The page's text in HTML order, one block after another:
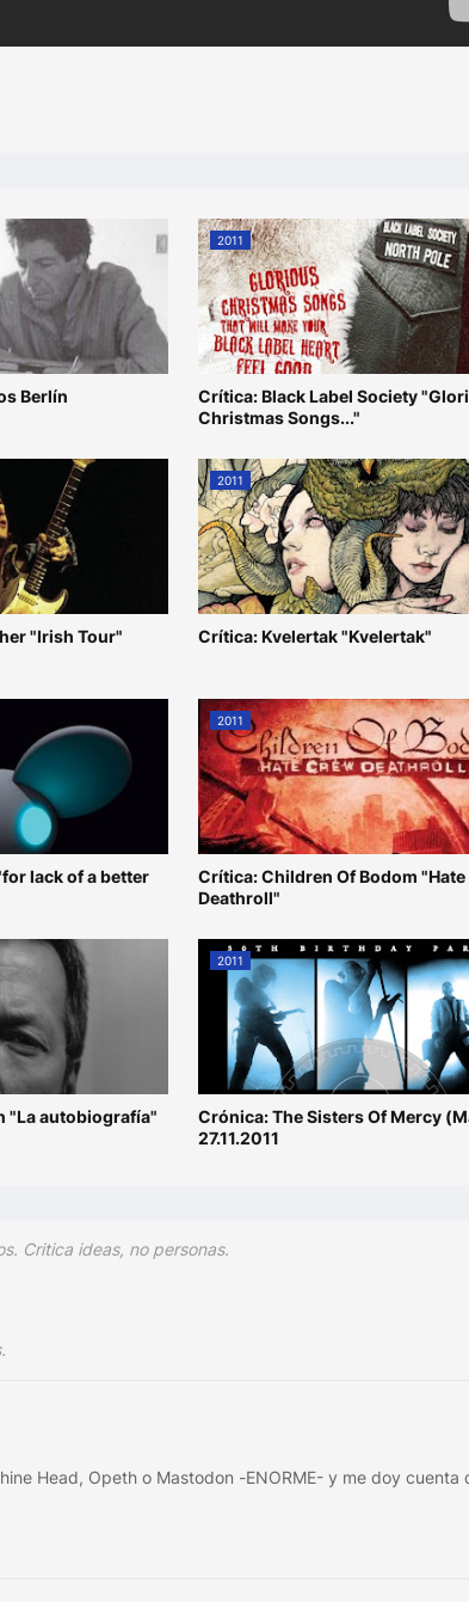
Berlín
2011
Crítica: Black Label Society
Christmas Songs..."
"Irish Tour"
2011
Crítica: Kvelertak "Kvelertak"
lack of a better
2011
Crítica: Children Of Bodom
Deathroll"
"La autobiografía"
2011
Crónica: The Sisters Of Mercy
27.11.2011
Critica ideas, no personas.
Head, Opeth o Mastodon -ENORME- y me doy cuenta